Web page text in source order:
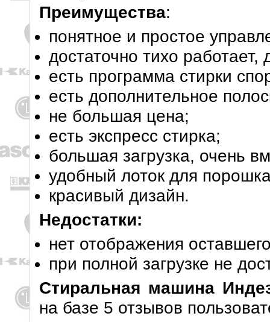
Преимущества:
понятное и простое
достаточно тихо
есть программа стирки
есть дополнительное
не большая цена;
есть экспресс стирка;
большая загрузка, очень
удобный лоток для
красивый дизайн.
Недостатки:
нет отображения
при полной загрузке не
Стиральная машина
на базе 5 отзывов